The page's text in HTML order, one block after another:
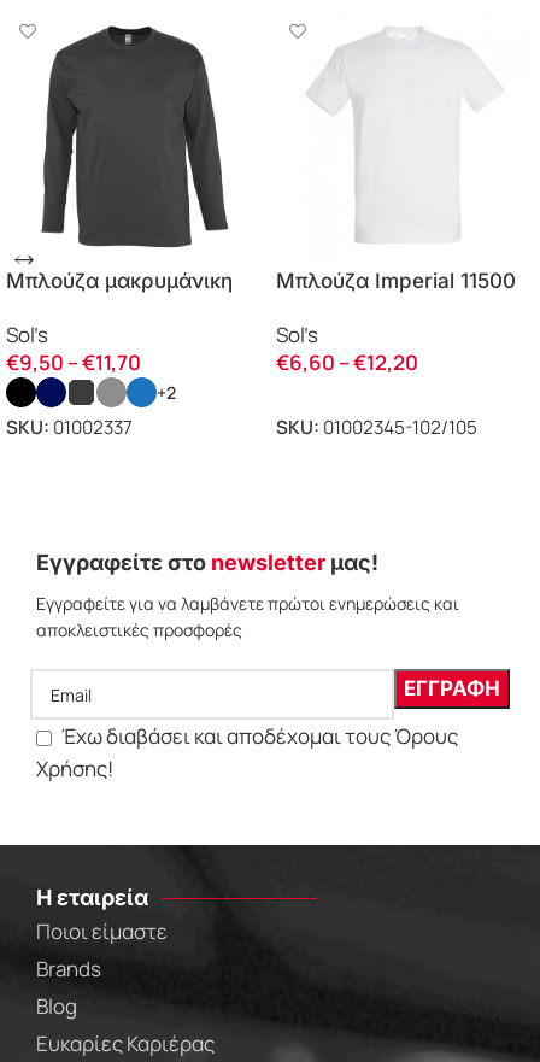
Μπλούζα μακρυμάνικη
Sol’s
€9,50 –€11,70
+2
SKU: 01002337
Μπλούζα Imperial 11500
Sol’s
€6,60 –€12,20
SKU: 01002345-102/105
Εγγραφείτε στο newsletter μας!
Εγγραφείτε για να λαμβάνετε πρώτοι ενημερώσεις και
αποκλειστικές προσφορές
Έχω διαβάσει και αποδέχομαι τους Όρους
Χρήσης!
Η εταιρεία
Ποιοι είμαστε
Brands
Blog
Ευκαρίες Καριέρας